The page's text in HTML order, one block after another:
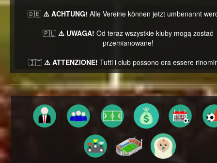
🇩🇪 ⚠️ ACHTUNG! Alle Vereine können jetzt umbenannt
🇵🇱 ⚠️ UWAGA! Od teraz wszystkie kluby mogą zostać
przemianowane!
🇮🇹 ⚠️ ATTENZIONE! Tutti i club possono ora essere